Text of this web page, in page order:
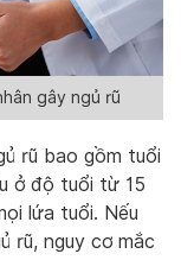
gây ngủ rũ
rũ bao gồm tuổi
ở độ tuổi từ 15
lứa tuổi. Nếu
rũ, nguy cơ mắc